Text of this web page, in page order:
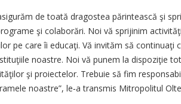
de toată dragostea părintească şi
şi colaborări. Noi vă sprijinim
pe care îi educaţi. Vă invităm să continuaţi
noastre. Noi vă punem la dispoziţie
şi proiectelor. Trebuie să fim
noastre”, le‑a transmis Mitropolitul